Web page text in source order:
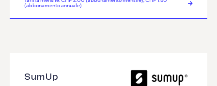
(abbonamento annuale)
SumUp